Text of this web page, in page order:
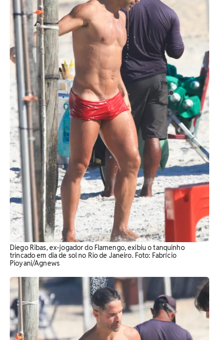
Diego Ribas, ex-jogador do Flamengo, exibiu o tanquinho
trincado em dia de sol no Rio de Janeiro. Foto: Fabrício
Pioyani/Agnews